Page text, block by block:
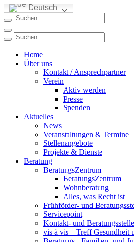
Deutsch
Home
Über uns
Kontakt / Ansprechpartner
Verein
Aktiv werden
Presse
Spenden
Aktuelles
News
Veranstaltungen & Termine
Stellenangebote
Projekte & Dienste
Beratung
BeratungsZentrum
BeratungsZentrum
Wohnberatung
Alles, was Recht ist
Frühförder- und
Servicepoint
Kontakt- und
vis à vis – Treff Gesundheit